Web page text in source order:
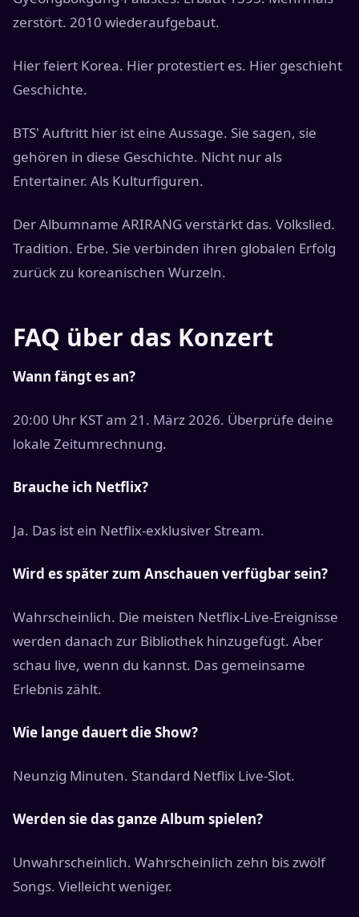
zerstört. 2010 wiederaufgebaut.
Hier feiert Korea. Hier protestiert es. Hier geschieht
Geschichte.
BTS' Auftritt hier ist eine Aussage. Sie sagen, sie
gehören in diese Geschichte. Nicht nur als
Entertainer. Als Kulturfiguren.
Der Albumname ARIRANG verstärkt das. Volkslied.
Tradition. Erbe. Sie verbinden ihren globalen Erfolg
zurück zu koreanischen Wurzeln.
FAQ über das Konzert
Wann fängt es an?
20:00 Uhr KST am 21. März 2026. Überprüfe deine
lokale Zeitumrechnung.
Brauche ich Netflix?
Ja. Das ist ein Netflix-exklusiver Stream.
Wird es später zum Anschauen verfügbar sein?
Wahrscheinlich. Die meisten Netflix-Live-Ereignisse
werden danach zur Bibliothek hinzugefügt. Aber
schau live, wenn du kannst. Das gemeinsame
Erlebnis zählt.
Wie lange dauert die Show?
Neunzig Minuten. Standard Netflix Live-Slot.
Werden sie das ganze Album spielen?
Unwahrscheinlich. Wahrscheinlich zehn bis zwölf
Songs. Vielleicht weniger.